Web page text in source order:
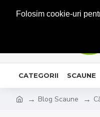
Folosim cookie-uri
CATEGORII SCAUNE
Blog Scaune